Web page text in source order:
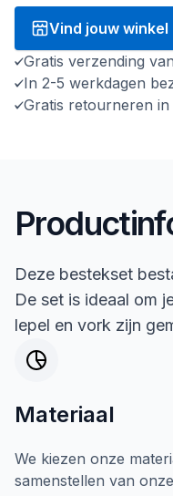
Vind jouw winkel
Gratis verzending
In 2-5 werkdagen
Gratis retourneren in
Deze bestekset
De set is ideaal om
lepel en vork zijn
Materiaal
We kiezen onze
samenstellen van